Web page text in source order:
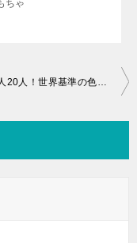
中国美人20人！世界基準の色気と美貌が特徴の圧倒的な美しさ！